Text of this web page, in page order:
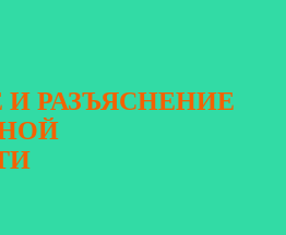
РАЗЪЯСНЕНИЕ